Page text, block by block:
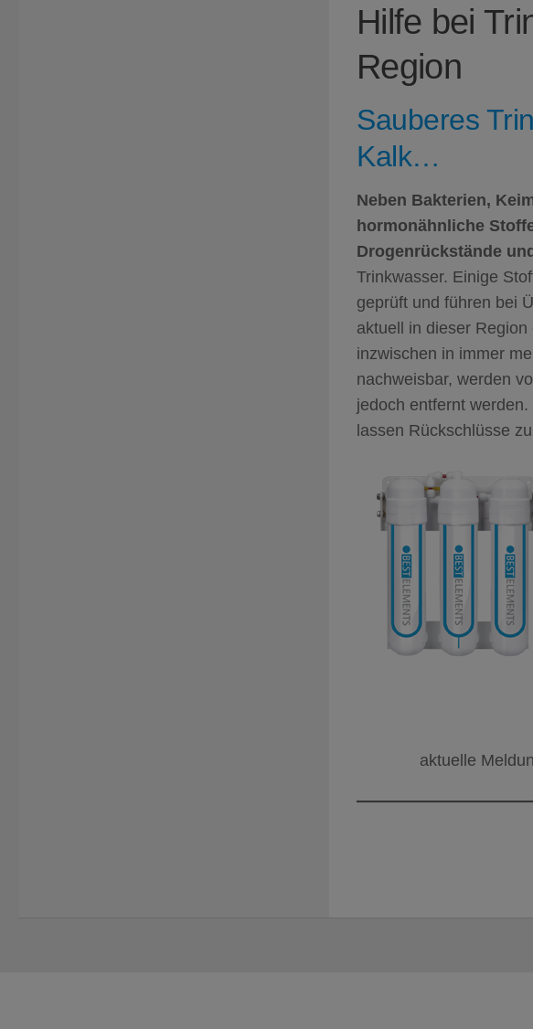
Hilfe bei
Region
Sauberes
Kalk…
Neben Bakterien,
hormonähnliche
Drogenrückstände
Trinkwasser. Einige
geprüft und führen bei
aktuell in dieser
inzwischen in immer
nachweisbar, werden
jedoch entfernt
lassen Rückschlüsse
aktuelle